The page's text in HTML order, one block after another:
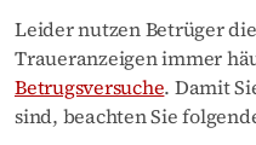
Leider nutzen Betrüger
Traueranzeigen immer
Betrugsversuche. Damit
sind, beachten Sie